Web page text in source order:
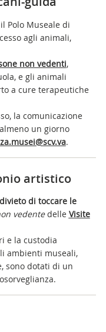
Polo Museale di
agli animali,
non vedenti,
e gli animali
a cure terapeutiche
la comunicazione
un giorno
.
artistico
divieto di toccare le
vedentedelle Visite
e la custodia
ambienti museali,
sono dotati di un